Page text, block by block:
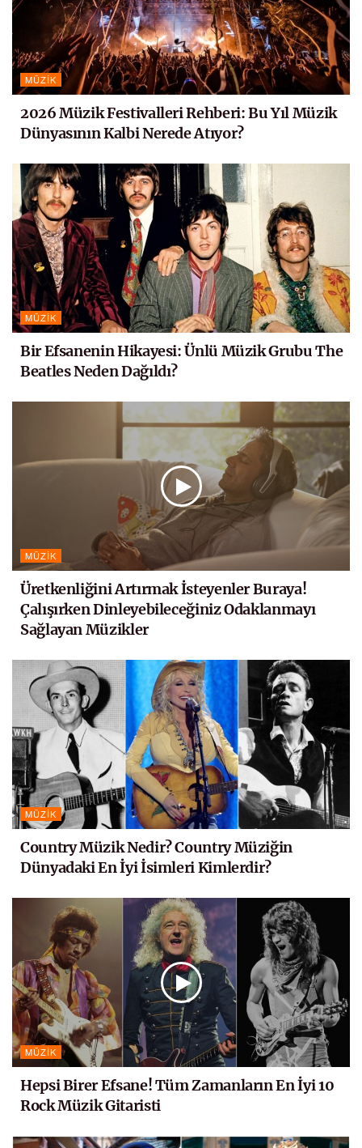
MÜZIK
2026 Müzik Festivalleri Rehberi: Bu Yıl Müzik
Dünyasının Kalbi Nerede Atıyor?
MÜZIK
Bir Efsanenin Hikayesi: Ünlü Müzik Grubu The
Beatles Neden Dağıldı?
MÜZIK
Üretkenliğini Artırmak İsteyenler Buraya!
Çalışırken Dinleyebileceğiniz Odaklanmayı
Sağlayan Müzikler
MÜZIK
Country Müzik Nedir? Country Müziğin
Dünyadaki En İyi İsimleri Kimlerdir?
MÜZIK
Hepsi Birer Efsane! Tüm Zamanların En İyi 10
Rock Müzik Gitaristi